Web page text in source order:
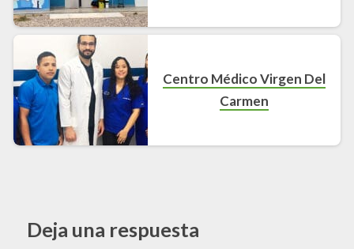
Centro Médico Virgen Del
Carmen
Deja una respuesta